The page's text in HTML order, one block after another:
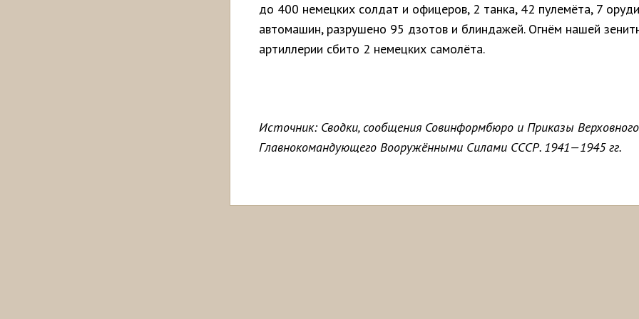
до 400 немецких солдат и офицеров, 2 танка, 42 пулемёта, 7
автомашин, разрушено 95 дзотов и блиндажей. Огнём нашей
артиллерии сбито 2 немецких самолёта.
Источник: Сводки, сообщения Совинформбюро и Приказы Верховного
Главнокомандующего Вооружёнными Силами СССР. 1941—1945 гг.